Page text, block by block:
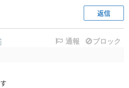
返信
通報 ブロック